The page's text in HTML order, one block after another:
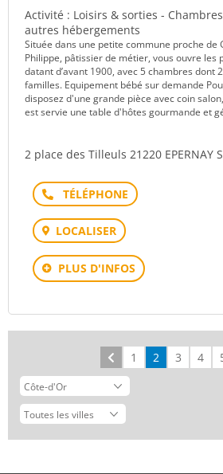
Activité : Loisirs & sorties -
autres hébergements
Située dans une petite commune proche de
Philippe, pâtissier de métier, vous ouvre les
datant d’avant 1900, avec 5 chambres dont
familles. Equipement bébé sur demande
disposez d'une grande pièce avec coin
est servie une table d'hôtes gourmande et
2 place des Tilleuls 21220 EPERNAY
Téléphone
LOCALISER
PLUS D'INFOS
Précédent
1 2 3 4